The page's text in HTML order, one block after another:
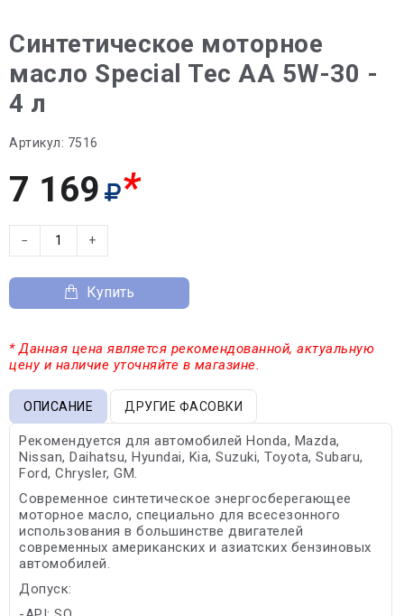
Синтетическое моторное
масло Special Tec AA 5W-30 -
4 л
Артикул: 7516
7 169 *
− +
Купить
* Данная цена является рекомендованной, актуальную
цену и наличие уточняйте в магазине.
ОПИСАНИЕ ДРУГИЕ ФАСОВКИ
Рекомендуется для автомобилей Honda, Mazda,
Nissan, Daihatsu, Hyundai, Kia, Suzuki, Toyota, Subaru,
Ford, Chrysler, GM.
Современное синтетическое энергосберегающее
моторное масло, специально для всесезонного
использования в большинстве двигателей
современных американских и азиатских бензиновых
автомобилей.
Допуск: